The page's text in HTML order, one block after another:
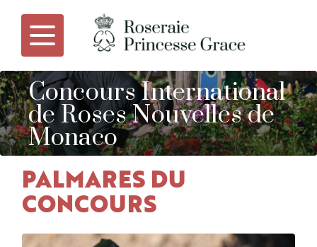
Concours International
de Roses Nouvelles de
Monaco
PALMARES DU
CONCOURS